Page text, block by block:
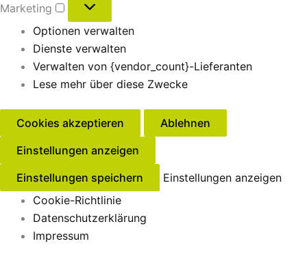
Marketing
Optionen verwalten
Dienste verwalten
Verwalten von {vendor_count}-Lieferanten
Lese mehr über diese Zwecke
Cookies akzeptieren
Ablehnen
Einstellungen anzeigen
Einstellungen speichern
Einstellungen anzeigen
Cookie-Richtlinie
Datenschutzerklärung
Impressum